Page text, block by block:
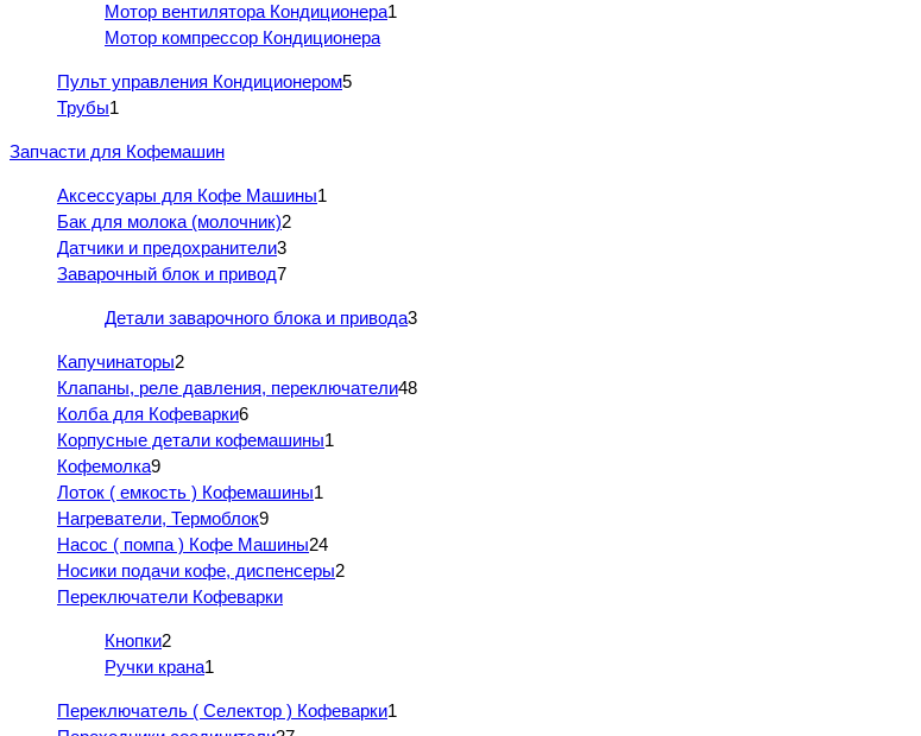
Мотор вентилятора Кондиционера1
Мотор компрессор Кондиционера
Пульт управления Кондиционером5
Трубы1
Запчасти для Кофемашин
Аксессуары для Кофе Машины1
Бак для молока (молочник)2
Датчики и предохранители3
Заварочный блок и привод7
Детали заварочного блока и привода3
Капучинаторы2
Клапаны, реле давления, переключатели48
Колба для Кофеварки6
Корпусные детали кофемашины1
Кофемолка9
Лоток ( емкость ) Кофемашины1
Нагреватели, Термоблок9
Насос ( помпа ) Кофе Машины24
Носики подачи кофе, диспенсеры2
Переключатели Кофеварки
Кнопки2
Ручки крана1
Переключатель ( Селектор ) Кофеварки1